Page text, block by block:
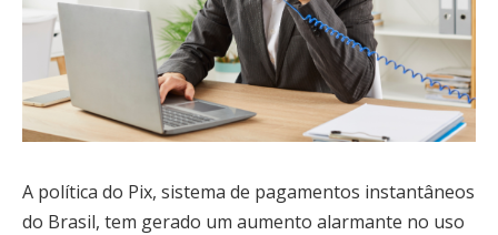
A política do Pix, sistema de pagamentos instantâneos
do Brasil, tem gerado um aumento alarmante no uso